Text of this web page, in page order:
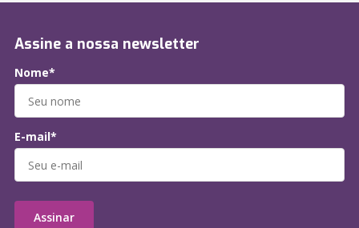
Assine a nossa newsletter
Nome*
E-mail*
Assinar